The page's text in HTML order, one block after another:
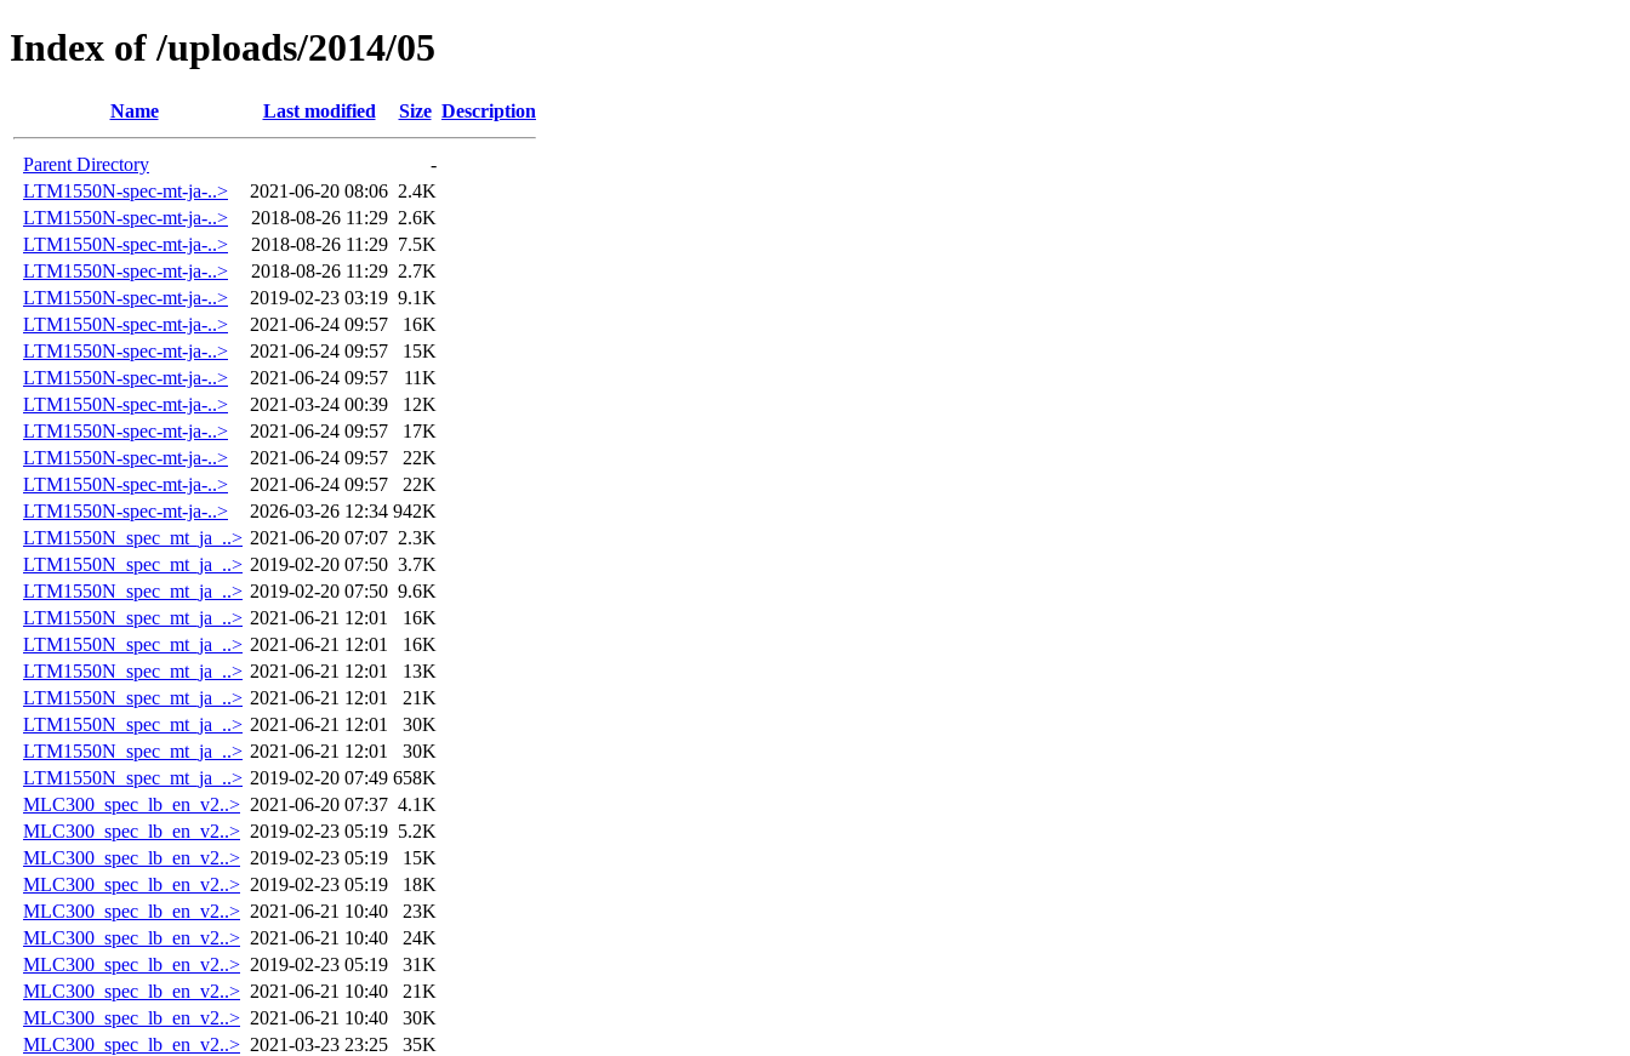
Index of /uploads/2014/05
Name Last modified Size Description
Parent Directory
-
LTM1550N-spec-mt-ja-..>
2021-06-20 08:06 2.4K
LTM1550N-spec-mt-ja-..>
2018-08-26 11:29 2.6K
LTM1550N-spec-mt-ja-..>
2018-08-26 11:29 7.5K
LTM1550N-spec-mt-ja-..>
2018-08-26 11:29 2.7K
LTM1550N-spec-mt-ja-..>
2019-02-23 03:19 9.1K
LTM1550N-spec-mt-ja-..>
2021-06-24 09:57
16K
LTM1550N-spec-mt-ja-..>
2021-06-24 09:57
15K
LTM1550N-spec-mt-ja-..>
2021-06-24 09:57
11K
LTM1550N-spec-mt-ja-..>
2021-03-24 00:39
12K
LTM1550N-spec-mt-ja-..>
2021-06-24 09:57
17K
LTM1550N-spec-mt-ja-..>
2021-06-24 09:57
22K
LTM1550N-spec-mt-ja-..>
2021-06-24 09:57
22K
LTM1550N-spec-mt-ja-..>
2026-03-26 12:34 942K
LTM1550N_spec_mt_ja_..> 2021-06-20 07:07 2.3K
LTM1550N_spec_mt_ja_..> 2019-02-20 07:50 3.7K
LTM1550N_spec_mt_ja_..> 2019-02-20 07:50 9.6K
LTM1550N_spec_mt_ja_..> 2021-06-21 12:01
16K
LTM1550N_spec_mt_ja_..> 2021-06-21 12:01
16K
LTM1550N_spec_mt_ja_..> 2021-06-21 12:01
13K
LTM1550N_spec_mt_ja_..> 2021-06-21 12:01
21K
LTM1550N_spec_mt_ja_..> 2021-06-21 12:01
30K
LTM1550N_spec_mt_ja_..> 2021-06-21 12:01
30K
LTM1550N_spec_mt_ja_..> 2019-02-20 07:49 658K
MLC300_spec_lb_en_v2..> 2021-06-20 07:37 4.1K
MLC300_spec_lb_en_v2..> 2019-02-23 05:19 5.2K
MLC300_spec_lb_en_v2..> 2019-02-23 05:19
15K
MLC300_spec_lb_en_v2..> 2019-02-23 05:19
18K
MLC300_spec_lb_en_v2..> 2021-06-21 10:40
23K
MLC300_spec_lb_en_v2..> 2021-06-21 10:40
24K
MLC300_spec_lb_en_v2..> 2019-02-23 05:19
31K
MLC300_spec_lb_en_v2..> 2021-06-21 10:40
21K
MLC300_spec_lb_en_v2..> 2021-06-21 10:40
30K
MLC300_spec_lb_en_v2..> 2021-03-23 23:25
35K